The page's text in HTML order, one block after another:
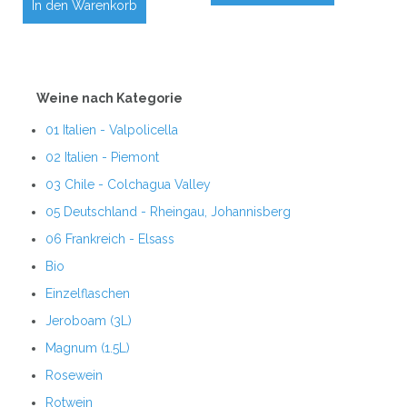
In den Warenkorb
Weine nach Kategorie
01 Italien - Valpolicella
02 Italien - Piemont
03 Chile - Colchagua Valley
05 Deutschland - Rheingau, Johannisberg
06 Frankreich - Elsass
Bio
Einzelflaschen
Jeroboam (3L)
Magnum (1.5L)
Rosewein
Rotwein